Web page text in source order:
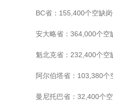
BC省：155,400个空缺
安大略省： 364,000个空
魁北克省： 232,400个空
阿尔伯塔省：103,380个
曼尼托巴省：32,400个